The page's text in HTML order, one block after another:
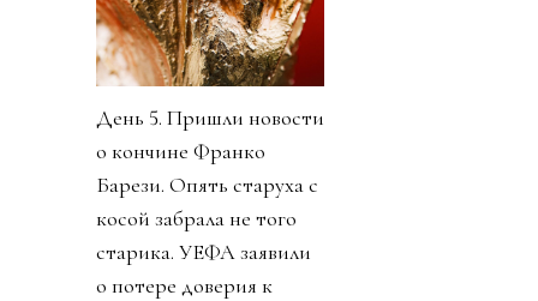
День 5. Пришли новости
о кончине Франко
Барези. Опять старуха с
косой забрала не того
старика. УЕФА заявили
о потере доверия к